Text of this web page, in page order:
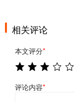
相关评论
本文评分*
评论内容*